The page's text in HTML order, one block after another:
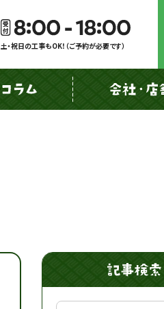
土・祝日の工事もOK！（ご予約が必要です）